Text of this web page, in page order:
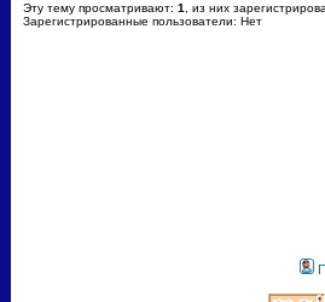
Эту тему просматривают: 1
, из них
Зарегистрированные пользователи: Нет